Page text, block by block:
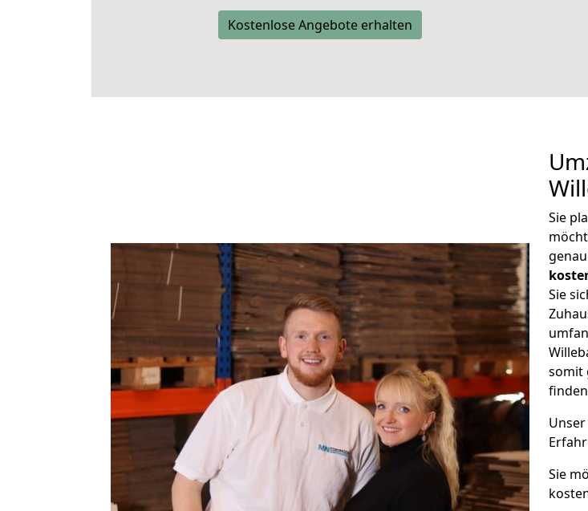
Kostenlose Angebote erhalten
Sie
Sie
somit
Unser
Sie